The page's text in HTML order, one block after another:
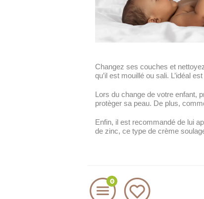
Changez ses couches et
qu’il est mouillé ou sali. L’idéal
Lors du change de votre enfant,
protèger sa peau. De plus,
Enfin, il est recommandé de lui
de zinc, ce type de crème
0